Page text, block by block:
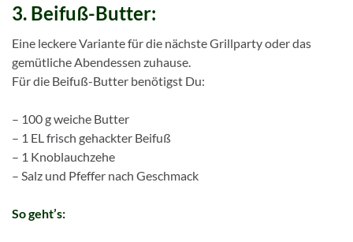
3. Beifuß-Butter:
Eine leckere Variante für die nächste Grillparty oder das
gemütliche Abendessen zuhause.
Für die Beifuß-Butter benötigst Du:
– 100 g weiche Butter
– 1 EL frisch gehackter Beifuß
– 1 Knoblauchzehe
– Salz und Pfeffer nach Geschmack
So geht’s: